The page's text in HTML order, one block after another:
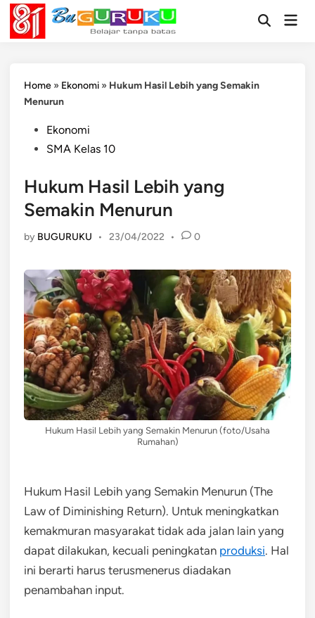
Skip
content
OpenMain
Home » Ekonomi » Hukum Hasil Lebih yang Semakin
Menurun
PostedEkonomi
SMA Kelas 10
Hukum Hasil Lebih yang
Semakin Menurun
by BUGURUKU • 23/04/2022 • 0
Hukum Hasil Lebih yang Semakin Menurun (foto/Usaha
Rumahan)
Hukum Hasil Lebih yang Semakin Menurun (The
Law of Diminishing Return). Untuk meningkatkan
kemakmuran masyarakat tidak ada jalan lain yang
dapat dilakukan, kecuali peningkatan produksi. Hal
ini berarti harus terusmenerus diadakan
penambahan input.